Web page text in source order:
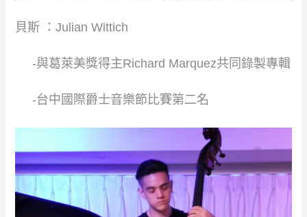
貝斯 ：Julian Wittich​
​ ​ ​ ​ -與葛萊美獎得主Richard Marquez共同錄製專輯​
​ ​ ​ ​ -台中國際爵士音樂節比賽第二名